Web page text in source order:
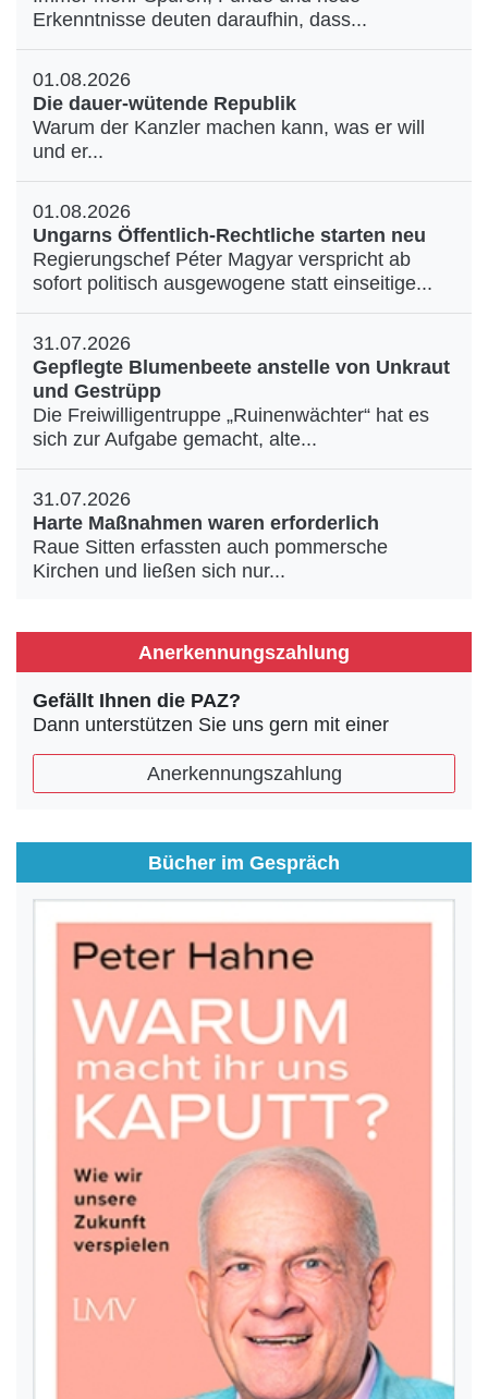
Erkenntnisse deuten daraufhin, dass...
01.08.2026
Die dauer-wütende Republik
Warum der Kanzler machen kann, was er will
und er...
01.08.2026
Ungarns Öffentlich-Rechtliche starten neu
Regierungschef Péter Magyar verspricht ab
sofort politisch ausgewogene statt einseitige...
31.07.2026
Gepflegte Blumenbeete anstelle von Unkraut
und Gestrüpp
Die Freiwilligentruppe „Ruinenwächter“ hat es
sich zur Aufgabe gemacht, alte...
31.07.2026
Harte Maßnahmen waren erforderlich
Raue Sitten erfassten auch pommersche
Kirchen und ließen sich nur...
Anerkennungszahlung
Gefällt Ihnen die PAZ?
Dann unterstützen Sie uns gern mit einer
Anerkennungszahlung
Bücher im Gespräch